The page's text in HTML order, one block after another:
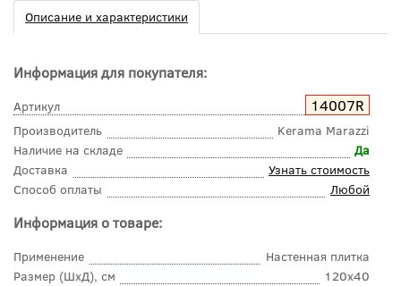
Описание и характеристики
Информация для покупателя:
Артикул 14007R
Производитель
Kerama Marazzi
Наличие на складе
Да
Доставка
Узнать стоимость
Способ оплаты
Любой
Информация о товаре:
Применение
Настенная плитка
Размер (ШхД), см
120x40